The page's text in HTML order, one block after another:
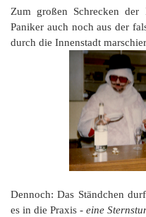
Zum großen Schrecken der
Paniker auch noch aus der
durch die Innenstadt
Dennoch: Das Ständchen
es in die Praxis - eine